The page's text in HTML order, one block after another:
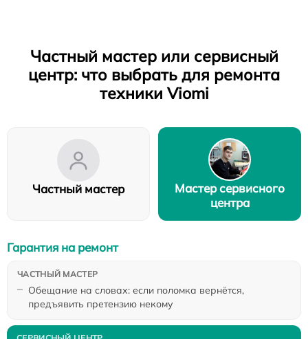
Частный мастер или сервисный
центр: что выбрать для ремонта
техники Viomi
Частный мастер
Мастер сервисного
центра
Обещание на словах: если поломка вернётся,
предъявить претензию некому
Гарантия на ремонт